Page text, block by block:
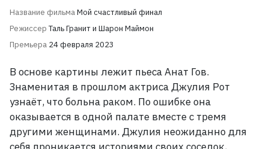
Название фильмаМой счастливый финал
Режиссер Таль Гранит и Шарон Маймон
Премьера 24 февраля 2023
В основе картины лежит пьеса Анат Гов.
Знаменитая в прошлом актриса Джулия Рот
узнаёт, что больна раком. По ошибке она
оказывается в одной палате вместе с тремя
другими женщинами. Джулия неожиданно для